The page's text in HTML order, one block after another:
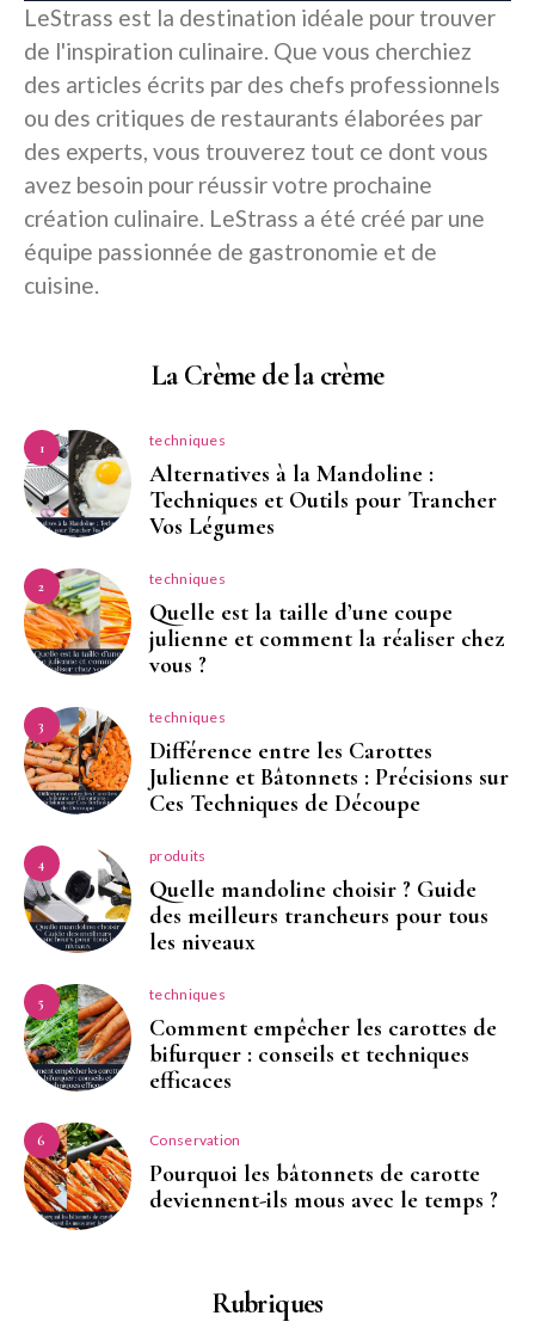
LeStrass est la destination idéale pour trouver
de l'inspiration culinaire. Que vous cherchiez
des articles écrits par des chefs professionnels
ou des critiques de restaurants élaborées par
des experts, vous trouverez tout ce dont vous
avez besoin pour réussir votre prochaine
création culinaire. LeStrass a été créé par une
équipe passionnée de gastronomie et de
cuisine.
La Crème de la crème
1 techniques
Alternatives à la Mandoline :
Techniques et Outils pour Trancher
Vos Légumes
2 techniques
Quelle est la taille d’une coupe
julienne et comment la réaliser chez
vous ?
3 techniques
Différence entre les Carottes
Julienne et Bâtonnets : Précisions sur
Ces Techniques de Découpe
4 produits
Quelle mandoline choisir ? Guide
des meilleurs trancheurs pour tous
les niveaux
5 techniques
Comment empêcher les carottes de
bifurquer : conseils et techniques
efficaces
6 Conservation
Pourquoi les bâtonnets de carotte
deviennent-ils mous avec le temps ?
Rubriques